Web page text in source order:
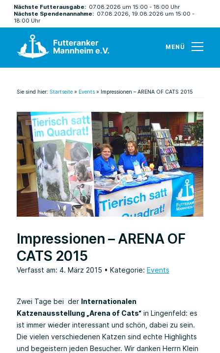
Nächste Futterausgabe: 07.08.2026 um 15:00 - 18:00 Uhr
Nächste Spendenannahme: 07.08.2026, 19.08.2026 um 15:00 -
18:00 Uhr
MENÜ
Sie sind hier: Startseite» Events» Impressionen – ARENA OF CATS 2015
Impressionen – ARENA OF
CATS 2015
Verfasst am: 4. März 2015 • Kategorie: Events
Zwei Tage bei der Internationalen
Katzenausstellung „Arena of Cats“in Lingenfeld: es
ist immer wieder interessant und schön, dabei zu sein.
Die vielen verschiedenen Katzen sind echte Highlights
und begeistern jeden Besucher. Wir danken Herrn Klein